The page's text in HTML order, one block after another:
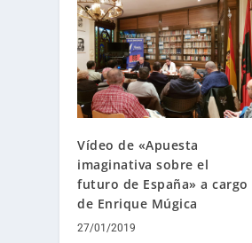
Vídeo de «Apuesta
imaginativa sobre el
futuro de España» a cargo
de Enrique Múgica
27/01/2019